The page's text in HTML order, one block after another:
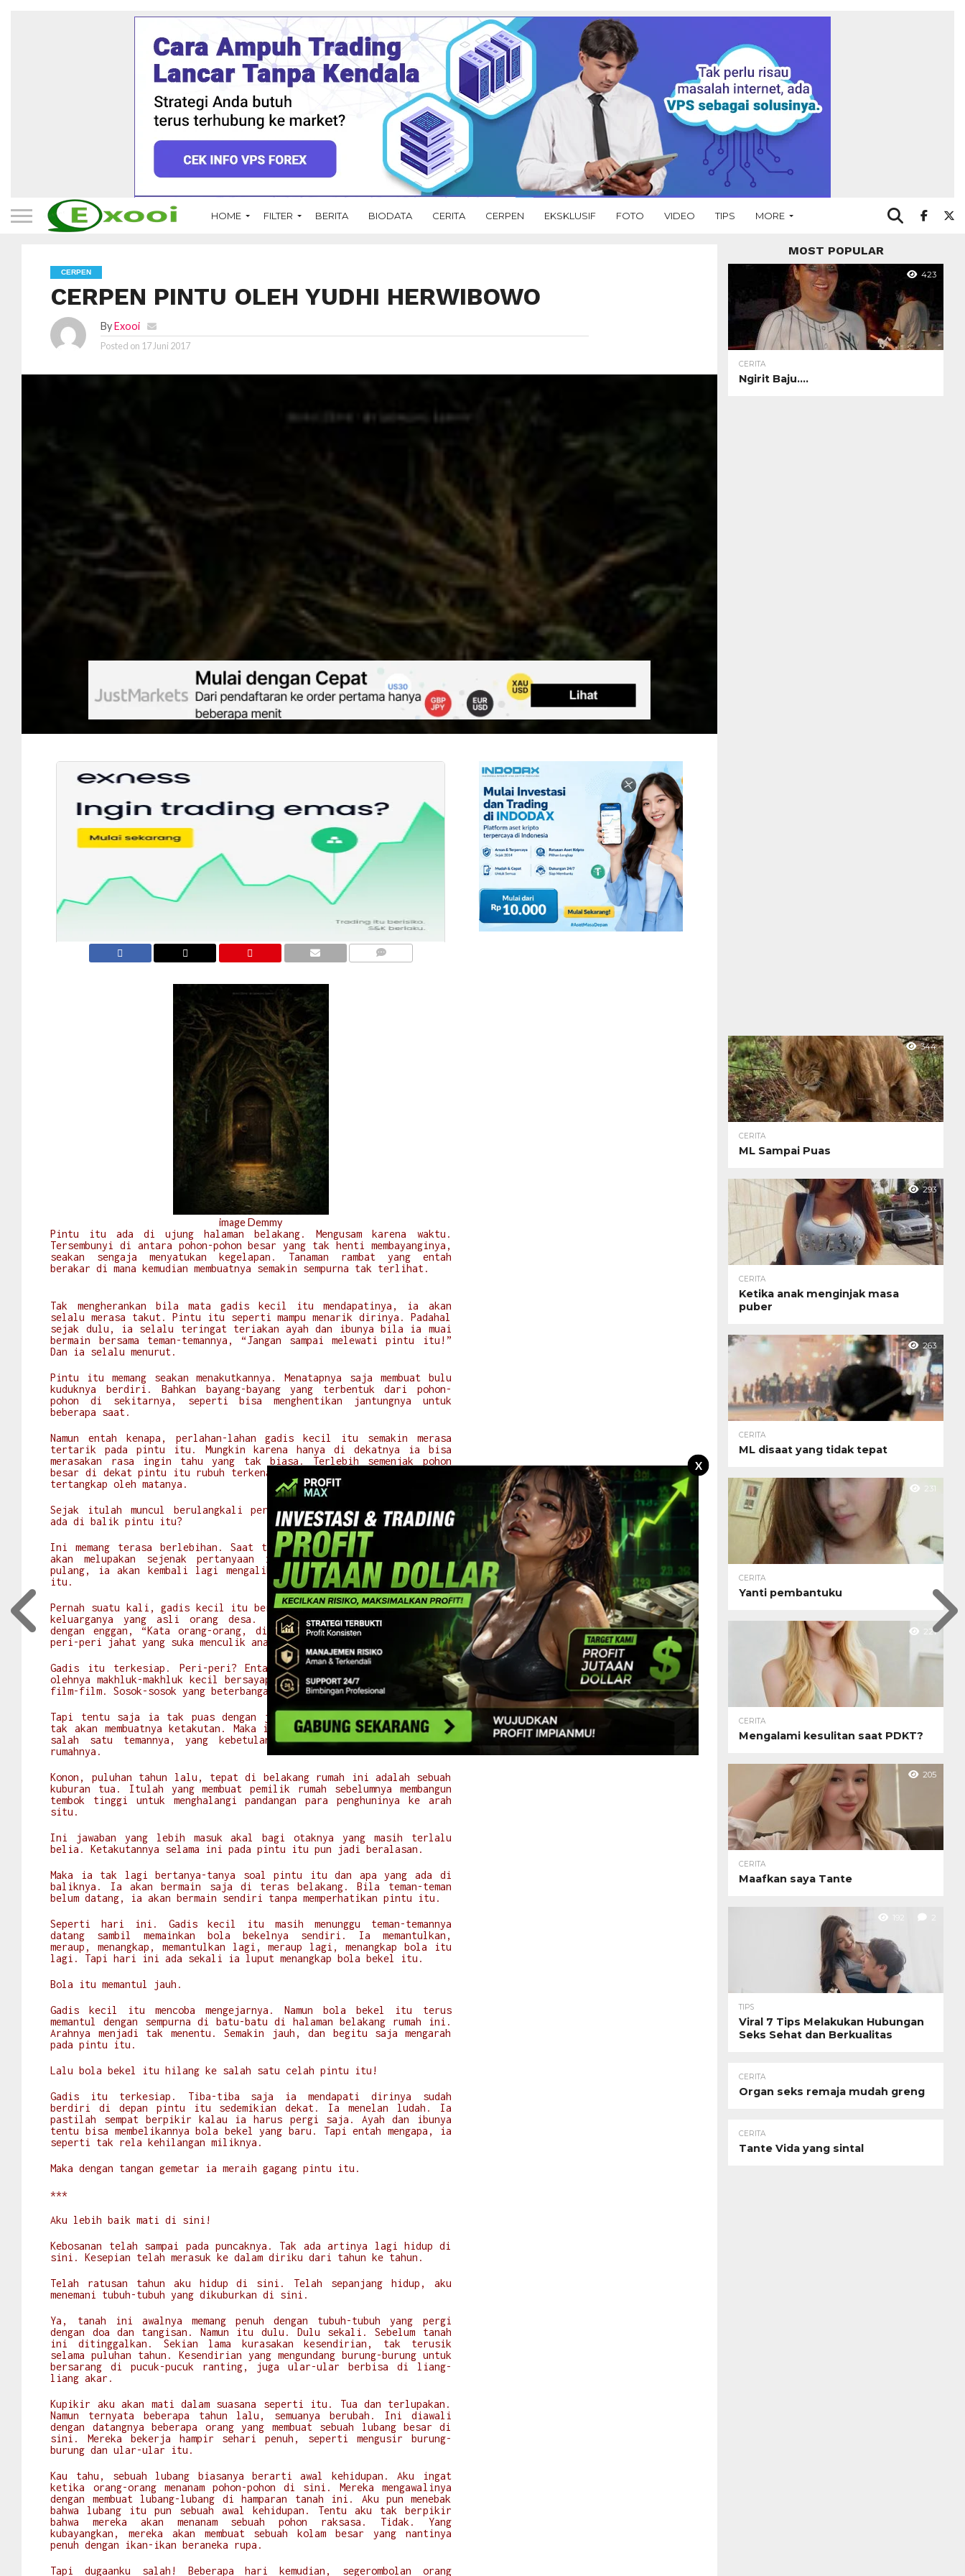
X
HOME FILTER BERITA BIODATA CERITA CERPEN EKSKLUSIF FOTO VIDEO TIPS MORE
CERPEN
CERPEN PINTU OLEH YUDHI HERWIBOWO
By Exooi
Posted on 17 Juni 2017
image Demmy
Pintu itu ada di ujung halaman belakang. Mengusam karena waktu.
Tersembunyi di antara pohon-pohon besar yang tak henti membayanginya,
seakan sengaja menyatukan kegelapan. Tanaman rambat yang entah
berakar di mana kemudian membuatnya semakin sempurna tak terlihat.
Tak mengherankan bila mata gadis kecil itu mendapatinya, ia akan
selalu merasa takut. Pintu itu seperti mampu menarik dirinya. Padahal
sejak dulu, ia selalu teringat teriakan ayah dan ibunya bila ia muai
bermain bersama teman-temannya, “Jangan sampai melewati pintu itu!”
Dan ia selalu menurut.
Pintu itu memang seakan menakutkannya. Menatapnya saja membuat bulu
kuduknya berdiri. Bahkan bayang-bayang yang terbentuk dari pohon-
pohon di sekitarnya, seperti bisa menghentikan jantungnya untuk
beberapa saat.
Namun entah kenapa, perlahan-lahan gadis kecil itu semakin merasa
tertarik pada pintu itu. Mungkin karena hanya di dekatnya ia bisa
merasakan rasa ingin tahu yang tak biasa. Terlebih semenjak pohon
besar di dekat pintu itu rubuh terkena petir, pintu itu semakin mudah
tertangkap oleh matanya.
Sejak itulah muncul berulangkali pertanyaan di kepalanya: apa yang
ada di balik pintu itu?
Ini memang terasa berlebihan. Saat teman-temannya datang, ia memang
akan melupakan sejenak pertanyaan itu. Ketika teman-temannya itu
pulang, ia akan kembali lagi mengalihkan pandangannya ke arah pintu
itu.
Pernah suatu kali, gadis kecil itu bertanya pada Bi Ijah, pembantu di
keluarganya yang asli orang desa. Bi Ijah hanya mengangkat bahu
dengan enggan, “Kata orang-orang, di situ rumah para lelembut. Ada
peri-peri jahat yang suka menculik anak-anak!”
Gadis itu terkesiap. Peri-peri? Entah kenapa begitu saja terbayang
olehnya makhluk-makhluk kecil bersayap rapuh yang kerap dilihatnya di
film-film. Sosok-sosok yang beterbangan dengan jejak cahaya.
Tapi tentu saja ia tak puas dengan jawaban itu. Ia pikir para peri
tak akan membuatnya ketakutan. Maka ia kemudian menanyakan pada ayah
salah satu temannya, yang kebetulan rumahnya bersebelahan dengan
rumahnya.
Konon, puluhan tahun lalu, tepat di belakang rumah ini adalah sebuah
kuburan tua. Itulah yang membuat pemilik rumah sebelumnya membangun
tembok tinggi untuk menghalangi pandangan para penghuninya ke arah
situ.
Ini jawaban yang lebih masuk akal bagi otaknya yang masih terlalu
belia. Ketakutannya selama ini pada pintu itu pun jadi beralasan.
Maka ia tak lagi bertanya-tanya soal pintu itu dan apa yang ada di
baliknya. Ia akan bermain saja di teras belakang. Bila teman-teman
belum datang, ia akan bermain sendiri tanpa memperhatikan pintu itu.
Seperti hari ini. Gadis kecil itu masih menunggu teman-temannya
datang sambil memainkan bola bekelnya sendiri. Ia memantulkan,
meraup, menangkap, memantulkan lagi, meraup lagi, menangkap bola itu
lagi. Tapi hari ini ada sekali ia luput menangkap bola bekel itu.
Bola itu memantul jauh.
Gadis kecil itu mencoba mengejarnya. Namun bola bekel itu terus
memantul dengan sempurna di batu-batu di halaman belakang rumah ini.
Arahnya menjadi tak menentu. Semakin jauh, dan begitu saja mengarah
pada pintu itu.
Lalu bola bekel itu hilang ke salah satu celah pintu itu!
Gadis itu terkesiap. Tiba-tiba saja ia mendapati dirinya sudah
berdiri di depan pintu itu sedemikian dekat. Ia menelan ludah. Ia
pastilah sempat berpikir kalau ia harus pergi saja. Ayah dan ibunya
tentu bisa membelikannya bola bekel yang baru. Tapi entah mengapa, ia
seperti tak rela kehilangan miliknya.
Maka dengan tangan gemetar ia meraih gagang pintu itu.
***
Aku lebih baik mati di sini!
Kebosanan telah sampai pada puncaknya. Tak ada artinya lagi hidup di
sini. Kesepian telah merasuk ke dalam diriku dari tahun ke tahun.
Telah ratusan tahun aku hidup di sini. Telah sepanjang hidup, aku
menemani tubuh-tubuh yang dikuburkan di sini.
Ya, tanah ini awalnya memang penuh dengan tubuh-tubuh yang pergi
dengan doa dan tangisan. Namun itu dulu. Dulu sekali. Sebelum tanah
ini ditinggalkan. Sekian lama kurasakan kesendirian, tak terusik
selama puluhan tahun. Kesendirian yang mengundang burung-burung untuk
bersarang di pucuk-pucuk ranting, juga ular-ular berbisa di liang-
liang akar.
Kupikir aku akan mati dalam suasana seperti itu. Tua dan terlupakan.
Namun ternyata beberapa tahun lalu, semuanya berubah. Ini diawali
dengan datangnya beberapa orang yang membuat sebuah lubang besar di
sini. Mereka bekerja hampir sehari penuh, seperti mengusir burung-
burung dan ular-ular itu.
Kau tahu, sebuah lubang biasanya berarti awal kehidupan. Aku ingat
ketika orang-orang menanam pohon-pohon di sini. Mereka mengawalinya
dengan membuat lubang-lubang di hamparan tanah ini. Aku pun menebak
bahwa lubang itu pun sebuah awal kehidupan. Tentu aku tak berpikir
bahwa mereka akan menanam sebuah pohon raksasa. Tidak. Yang
kubayangkan, mereka akan membuat sebuah kolam besar yang nantinya
penuh dengan ikan-ikan beraneka rupa.
Tapi dugaanku salah! Beberapa hari kemudian, segerombolan orang
MOST POPULAR
423
CERITA
Ngirit Baju….
344
CERITA
ML Sampai Puas
293
CERITA
Ketika anak menginjak masa
puber
263
CERITA
ML disaat yang tidak tepat
231
CERITA
Yanti pembantuku
221
CERITA
Mengalami kesulitan saat PDKT?
205
CERITA
Maafkan saya Tante
192 2
TIPS
Viral 7 Tips Melakukan Hubungan
Seks Sehat dan Berkualitas
CERITA
Organ seks remaja mudah greng
CERITA
Tante Vida yang sintal